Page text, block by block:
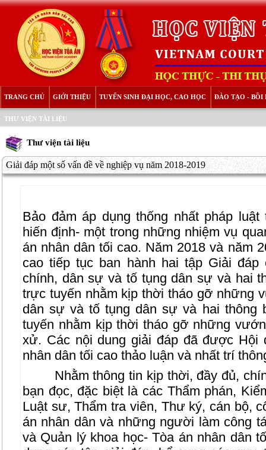
TRANG CHỦ GIỚI THIỆU TUYỂN SINH ĐẠI HỌC, CAO HỌC ĐÀO TẠO - BỒI
THƯ VIỆN TÀI LIỆU
Thư viện tài liệu
Giải đáp một số vấn đề về nghiệp vụ năm 2018-2019
Bảo đảm áp dụng thống nhất pháp
hiến định- một trong những nhiệm vụ
án nhân dân tối cao. Năm 2018 và năm
cao tiếp tục ban hành hai tập Giải
chính, dân sự và tố tụng dân sự và hai
trực tuyến nhằm kịp thời tháo gỡ những
dân sự và tố tụng dân sự và hai thông
tuyến nhằm kịp thời tháo gỡ những
xử. Các nội dung giải đáp đã được Hội
nhân dân tối cao thảo luận và nhất trí
Nhằm thông tin kịp thời, đầy đủ,
bạn đọc, đặc biệt là các Thẩm phán,
Luật sư, Thẩm tra viên, Thư ký, cán bộ,
án nhân dân và những người làm công
và Quản lý khoa học- Tòa án nhân dân